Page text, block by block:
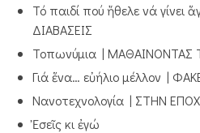
Τό παιδί πού ἤθελε νά γίνει
ΔΙΑΒΑΣΕΙΣ
Τοπωνύμια | ΜΑΘΑΙΝΟΝΤΑΣ
Γιά ἕνα… εὐήλιο μέλλον |
Νανοτεχνολογία | ΣΤΗΝ
Ἐσεῖς κι ἐγώ